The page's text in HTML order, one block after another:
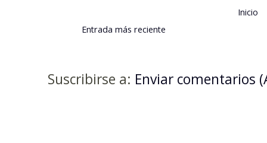
Entrada más reciente
Inicio
Suscribirse a: Enviar comentarios